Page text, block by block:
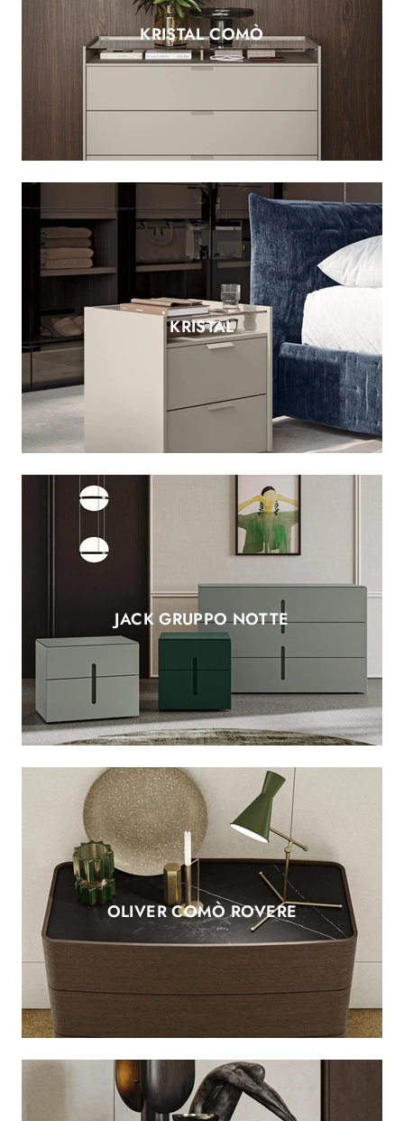
KRISTAL COMÒ
KRISTAL
JACK GRUPPO NOTTE
OLIVER COMÒ ROVERE